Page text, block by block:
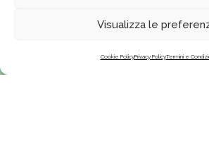
Visualizza le
Cookie PolicyPrivacy PolicyTermini e
Clicca per accettare i cookie di